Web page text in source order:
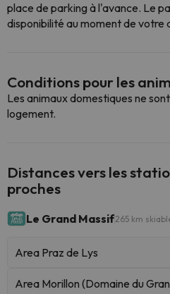
place de parking à l'avance. Le
disponibilité au moment de votre
Conditions pour les
Les animaux domestiques ne
logement.
Distances vers les
proches
Le Grand Massif265 km
Area Praz de Lys
Area Morillon (Domaine du